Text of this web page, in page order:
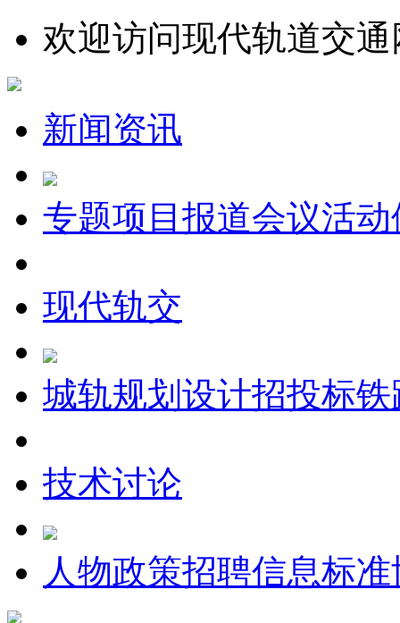
欢迎访问现代轨道交通
新闻资讯
专题项目报道会议活动
现代轨交
城轨规划设计招投标铁
技术讨论
人物政策招聘信息标准